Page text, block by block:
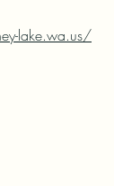
lake.wa.us/